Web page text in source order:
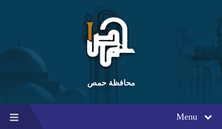
content
main
navigation
footer
محافظة حمص
Menu